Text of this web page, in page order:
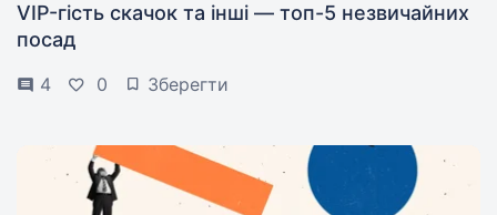
VIP-гість скачок та інші — топ-5 незвичайних
посад
4 0 Зберегти